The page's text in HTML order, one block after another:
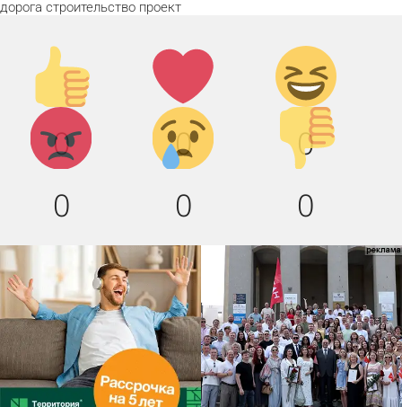
дорога строительство проект
Палец
вверх!
0
Лайк!
0
Дикий
смех!
0
Агрессия!
0
Грусть :
(
0
Палец
вниз!
0